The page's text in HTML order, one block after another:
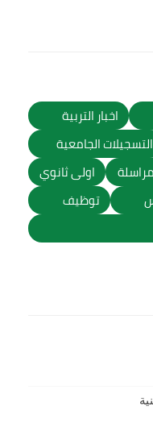
اخبار التربية
التسجيلات الجامعية
اولى ثانوي
توظيف